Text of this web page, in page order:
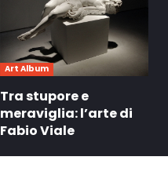
Art Album
Tra stupore e
meraviglia: l’arte di
Fabio Viale